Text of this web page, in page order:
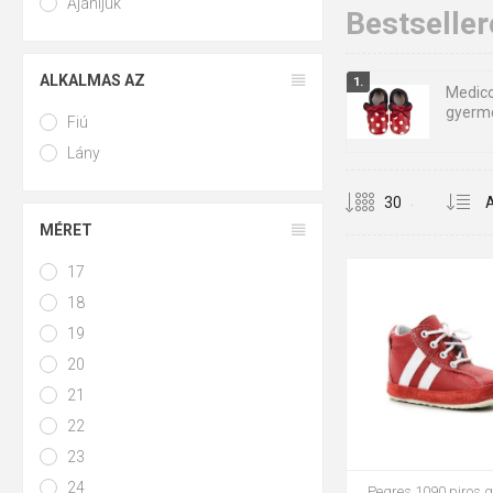
Zéró drop és
Könnyű súly:
Védelem a
Bőr, textil
.
18 22
ALKALMAS AZ
Fiú
Lány
MÉRET
17
18
19
20
21
22
23
24